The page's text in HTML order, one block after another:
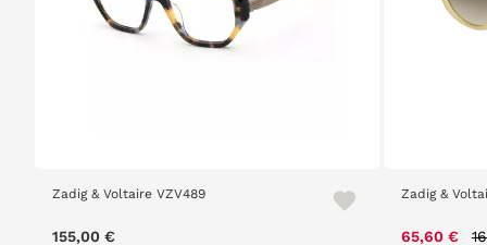
Zadig & Voltaire VZV489
155,00 €
Zadig &
65,60 €